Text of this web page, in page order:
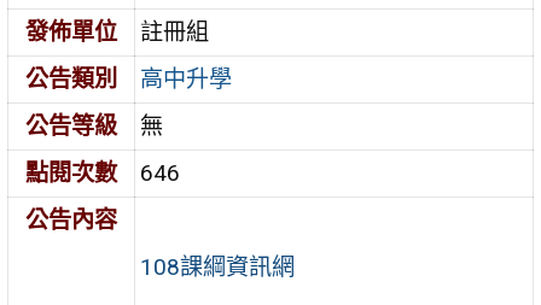
發佈單位
註冊組
公告類別
高中升學
公告等級
無
點閱次數
646
公告內容
108課綱資訊網